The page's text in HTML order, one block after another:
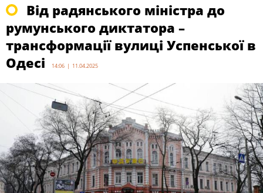
Від радянського міністра до
румунського диктатора –
трансформації вулиці Успенської в
Одесі
14:06 | 11.04.2025